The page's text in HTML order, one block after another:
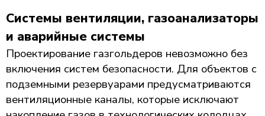
Системы вентиляции, газоанализаторы
и аварийные системы
Проектирование газгольдеров невозможно без
включения систем безопасности. Для объектов с
подземными резервуарами предусматриваются
вентиляционные каналы, которые исключают